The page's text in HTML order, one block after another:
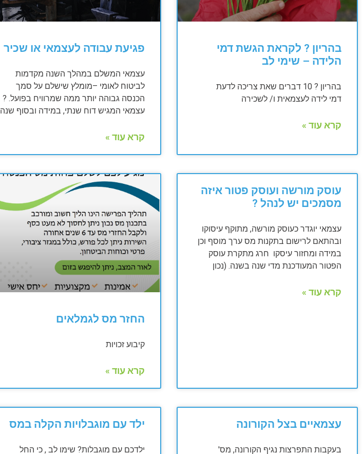
בהריון ? לקראת הגשת דמי
הלידה – שימי לב
בהריון ? 10 דברים שאת צריכה לדעת
דמי לידה לעצמאית ו/ לשכירה
קרא עוד »
פגיעת עבודה לעצמאי או שכיר
עצמאי המשלם במהלך השנה מקדמות
לביטוח לאומי –מומלץ שישלם על סמך
הכנסה גבוהה יותר ממה שמרוויח בפועל. ?
עצמאי המגיש דוח שנתי, במידה ובסוף שנה
קרא עוד »
עוסק מורשה ועוסק פטור איזה
מסמכים יש לנהל ?
עצמאי יוגדר כעוסק מורשה, מתוקף עיסוקו
ובהתאם לרישום בתקנות מס ערך מוסף וכן
במידה ומחזור עיסקו חרג מתקרת עוסק
הפטור המעודכנת מדי שנה בשנה. (נכון
קרא עוד »
החזר מס לגמלאים
קיבוע זכויות
קרא עוד »
עצמאיים בצל הקורונה
בעקבות התפרצות נגיף הקורונה, מס'
ילד עם מוגבלויות הקלה במס
ילדכם עם מוגבלות? שימו לב , כי החל